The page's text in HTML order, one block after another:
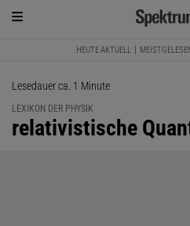
HEUTE AKTUELL
Lesedauer ca. 1 Minute
LEXIKON DER PHYSIK
:
relativistische